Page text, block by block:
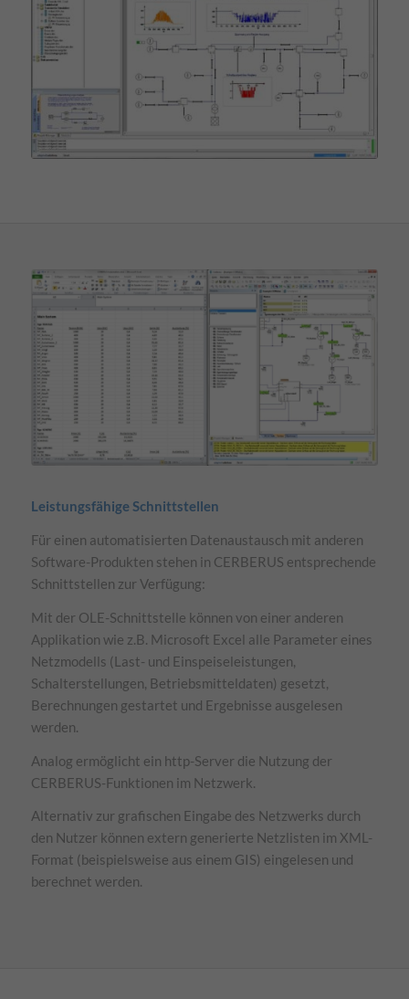
Leistungsfähige Schnittstellen
Für einen automatisierten Datenaustausch mit anderen
Software-Produkten stehen in CERBERUS entsprechende
Schnittstellen zur Verfügung:
Mit der OLE-Schnittstelle können von einer anderen
Applikation wie z.B. Microsoft Excel alle Parameter eines
Netzmodells (Last- und Einspeiseleistungen,
Schalterstellungen, Betriebsmitteldaten) gesetzt,
Berechnungen gestartet und Ergebnisse ausgelesen
werden.
Analog ermöglicht ein http-Server die Nutzung der
CERBERUS-Funktionen im Netzwerk.
Alternativ zur grafischen Eingabe des Netzwerks durch
den Nutzer können extern generierte Netzlisten im XML-
Format (beispielsweise aus einem GIS) eingelesen und
berechnet werden.
Wir verwenden Cookies und andere Technologien auf unserer
Website. Einige von ihnen sind essenziell, während andere uns
helfen, diese Website und Ihre Erfahrung zu verbessern.
Personenbezogene Daten können verarbeitet werden (z. B. IP-
Adressen), z. B. für personalisierte Anzeigen und Inhalte oder
Anzeigen- und Inhaltsmessung.
Weitere Informationen über die
Verwendung Ihrer Daten finden Sie in unserer
Datenschutzerklärung
Hier finden Sie eine Übersicht über alle verwendeten Cookies. Sie
können Ihre Einwilligung zu ganzen Kategorien geben oder sich
Zurück
Datenschutzeinstellungen
Essenziell (1)
Essenzielle Cookies ermöglichen grundlegende Funktionen und sind für die
einwandfreie Funktion der Website erforderlich.
Cookie-Informationen anzeigen
Externe Medien (1)
Inhalte von Videoplattformen und Social-Media-Plattformen werden
standardmäßig blockiert. Wenn Cookies von externen Medien akzeptiert
Cookie-Informationen anzeigen
Datenschutzerklärung Impressum